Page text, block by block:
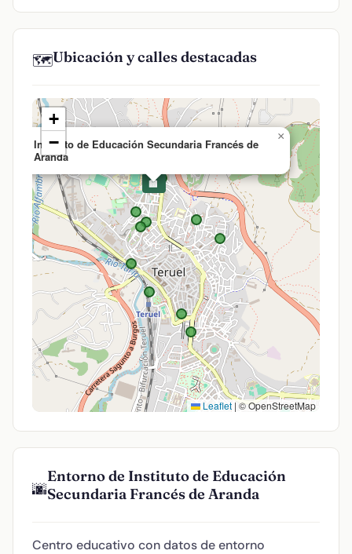
🗺️Ubicación y calles destacadas
🏫
Instituto de Educación Secundaria Francés de
Aranda
×
+
−
Leaflet | © OpenStreetMap
🌆
Entorno de Instituto de Educación
Secundaria Francés de Aranda
Centro educativo con datos de entorno